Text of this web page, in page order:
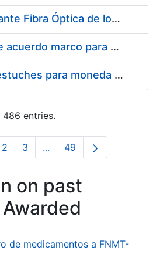
Conexión mediante Fibra Óptica de los Centros de Proceso de Datos (CPDs) de las sedes de la FNMT-RCM de Burgos y Madrid
Contratación de acuerdo marco para el Suministro de Material de Electricidad para la Fábrica Nacional de Moneda y Timbre-Real Casa de la Moneda en su centro de trabajo de Burgos
Suministro de estuches para moneda de 30 €
486 entries.
Page
2 Page
3 ...Intermediate Pages Use
Page
49
on past
de medicamentos a FNMT-